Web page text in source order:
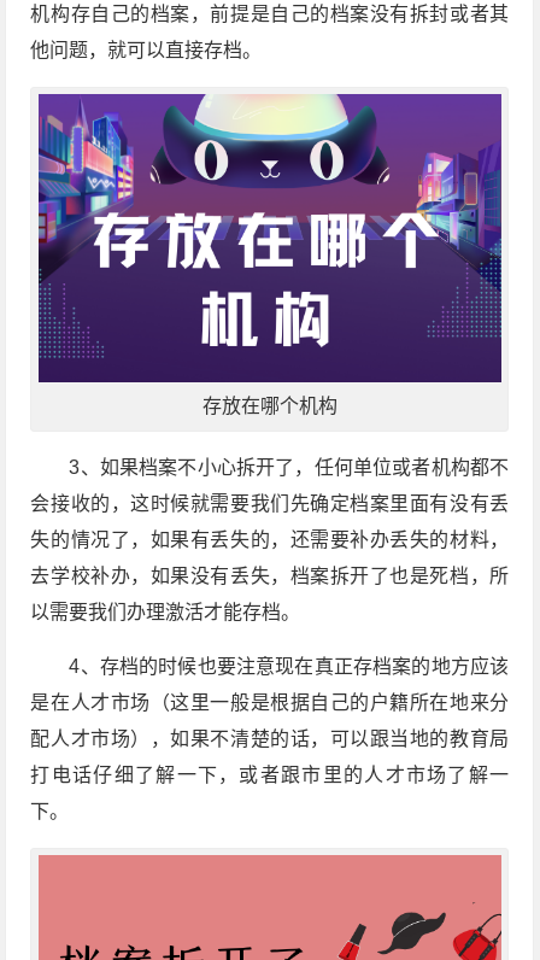
机构存自己的档案，前提是自己的档案没有拆封或者其
他问题，就可以直接存档。
存放在哪个机构
3、如果档案不小心拆开了，任何单位或者机构都不
会接收的，这时候就需要我们先确定档案里面有没有丢
失的情况了，如果有丢失的，还需要补办丢失的材料，
去学校补办，如果没有丢失，档案拆开了也是死档，所
以需要我们办理激活才能存档。
4、存档的时候也要注意现在真正存档案的地方应该
是在人才市场（这里一般是根据自己的户籍所在地来分
配人才市场），如果不清楚的话，可以跟当地的教育局
打电话仔细了解一下，或者跟市里的人才市场了解一
下。